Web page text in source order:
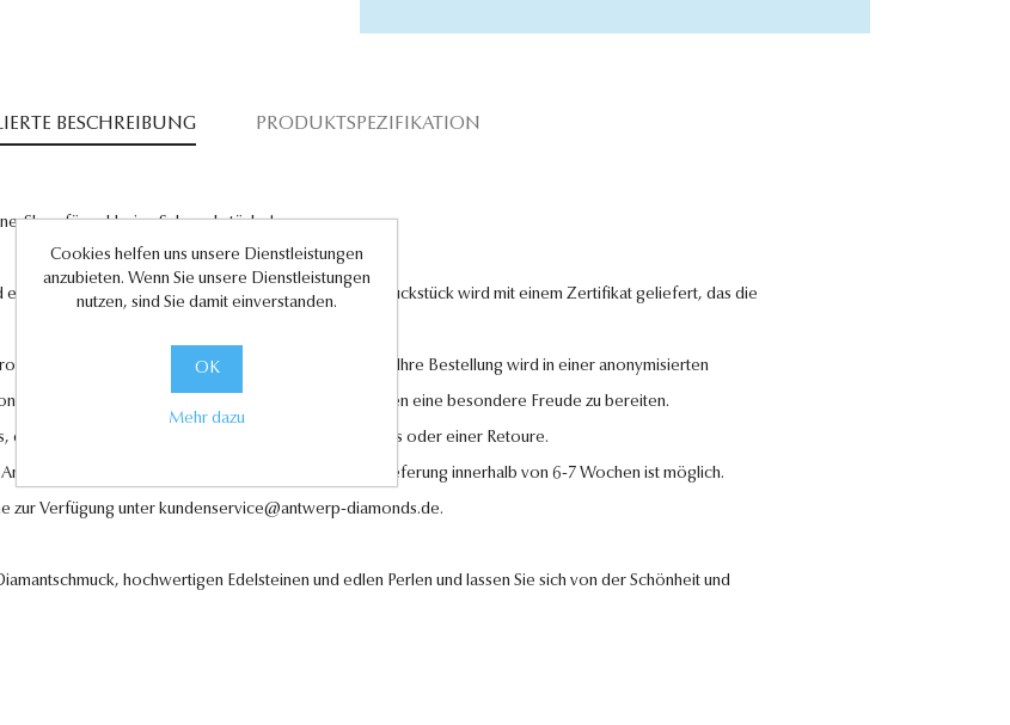
BESCHREIBUNG PRODUKTSPEZIFIKATION
Shop für exklusive Schmuckstücke!
höchsten Qualitätsstandards. Jedes Schmuckstück wird mit einem Zertifikat geliefert, das die
und legen großen Wert auf Ihre Zufriedenheit. Ihre Bestellung wird in einer anonymisierten
Geschenkkarten hinzufügen, um Ihren Liebsten eine besondere Freude zu bereiten.
ebenso wie der Rückversand im Falle eines Umtauschs oder einer Retoure.
können wir es für Sie anfertigen lassen. Eine Lieferung innerhalb von 6-7 Wochen ist möglich.
zur Verfügung unter kundenservice@antwerp-diamonds.de.
hochwertigen Edelsteinen und edlen Perlen und lassen Sie sich von der Schönheit und
Cookies helfen uns unsere Dienstleistungen
anzubieten. Wenn Sie unsere Dienstleistungen
nutzen, sind Sie damit einverstanden.
OK
Mehr dazu